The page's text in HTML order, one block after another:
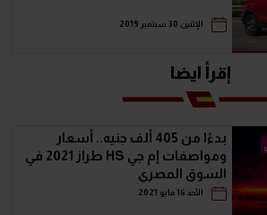
الإثنين 30 سبتمبر 2019
إقرأ ايضا
بدءًا من 405 ألف جنيه.. أسعار
ومواصفات إم جي HS طراز 2021 في
السوق المصري
الأحد 16 مايو 2021